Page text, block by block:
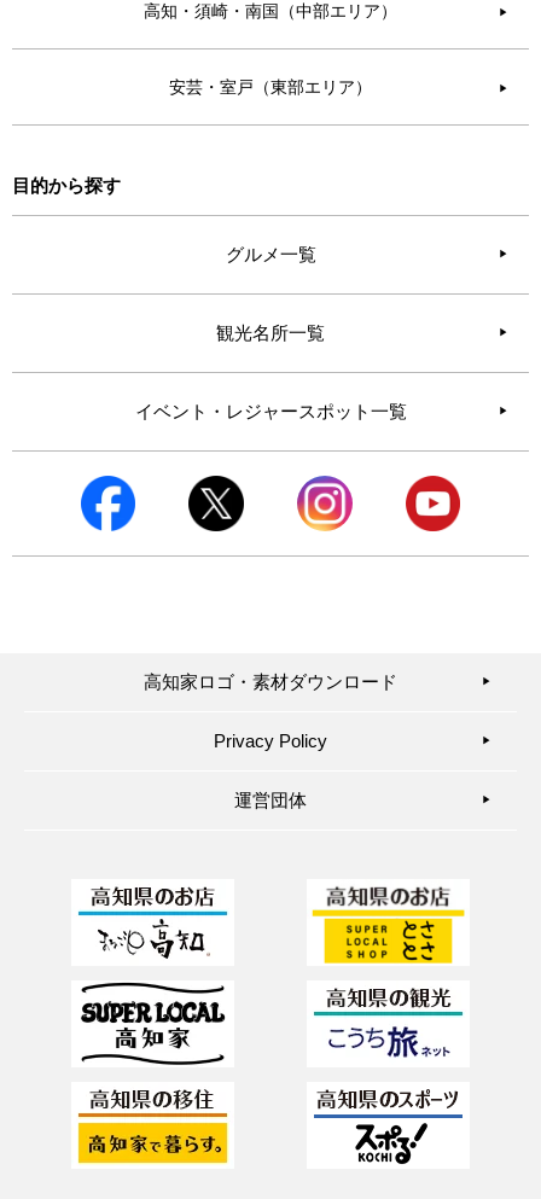
高知・須崎・南国（中部エリア） ▶︎
安芸・室戸（東部エリア） ▶︎
目的から探す
グルメ一覧
観光名所一覧
イベント・レジャースポット一覧
高知家ロゴ・素材ダウンロード ▶︎
Privacy Policy ▶︎
運営団体 ▶︎